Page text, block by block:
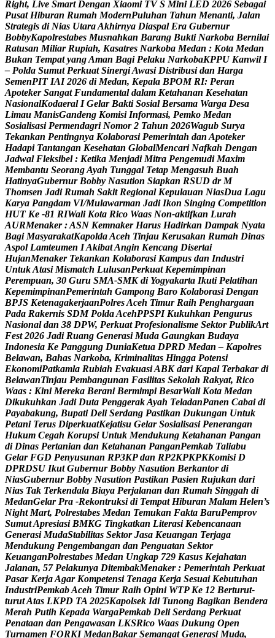
Right, Live Smart Dengan Xiaomi TV S Mini LED 2026 Sebagai
Pusat Hiburan Rumah ModernPuluhan Tahun Menanti, Jalan
Strategis di Nias UtaraAkhirnya Diaspal Era Gubernur
BobbyKapolrestabes Musnahkan Barang Bukti Narkoba Bernilai
Ratusan Miliar Rupiah, Kasatres Narkoba Medan : Kota Medan
Bukan Tempat yangAman Bagi Pelaku NarkobaKPPU Kanwil I
– Polda Sumut Perkuat SinergiAwasi Distribusi dan Harga
SemenPIT IAI 2026 di Medan, Kepala BPOM RI: Peran
Apoteker Sangat Fundamental dalam Ketahanan Kesehatan
NasionalKodaeral I Gelar Bakti Sosial Bersama Warga Desa
Limau ManisGandeng Komisi Informasi, Pemko Medan
Sosialisasi Permendagri Nomor 2 Tahun 2026Wagub Surya
Tekankan Pentingnya Kolaborasi Pemerintah dan Apoteker
Hadapi Tantangan Kesehatan GlobalMencari Nafkah Dengan
Jadwal Fleksibel : Ketika Menjadi Mitra Pengemudi Maxim
Membantu SeorangAyah Tunggal Tetap Mengasuh Buah
HatinyaGubernur Bobby Nasution Siapkan RSUD dr M
Thomsen Jadi Rumah Sakit Regional Kepulauan NiasDua Lagu
Karya Pangdam VI/Mulawarman Jadi Ikon Singing Competition
HUT Ke -81 RIWali Kota Rico Waas Non-aktifkan Lurah
AURMenaker :ASN Kemnaker Harus Hadirkan Dampak Nyata
Bagi MasyarakatKapoldaAceh Tinjau Kerusakan Rumah Dinas
Aspol Lamteumen IAkibatAngin Kencang Disertai
HujanMenaker Tekankan Kolaborasi Kampus dan Industri
UntukAtasi Mismatch LulusanPerkuat Kepemimpinan
Perempuan, 30 Guru SMA-SMK di Yogyakarta Ikuti Pelatihan
KepemimpinanPemerintah Gampong Baro Kolaborasi Dengan
BPJS KetenagakerjaanPolresAceh Timur Raih Penghargaan
Pada Rakernis SDM PoldaAcehPPSPI Kukuhkan Pengurus
Nasional dan 38 DPW, Perkuat Profesionalisme Sektor PublikArt
Fest 2026 Jadi Ruang Generasi Muda Gaungkan Budaya
Indonesia Ke Panggung DuniaKetua DPRD Medan – Kapolres
Belawan, Bahas Narkoba, Kriminalitas Hingga Potensi
EkonomiPatkamla Rubiah EvakuasiABK dari Kapal Terbakar di
BelawanTinjau Pembangunan Fasilitas Sekolah Rakyat, Rico
Waas : Kini Mereka Berani Bermimpi BesarWali Kota Medan
Dikukuhkan Jadi Duta PenggerakAyah TeladanPanen Cabai di
Payabakung, Bupati Deli Serdang Pastikan Dukungan Untuk
Petani Terus DiperkuatKejatisu Gelar Sosialisasi Penerangan
Hukum Cegah Korupsi Untuk Mendukung Ketahanan Pangan
di Dinas Pertanian dan Ketahanan PanganPemkab Taliabu
Gelar FGD Penyusunan RP3KP dan RP2KPKPKKomisi D
DPRDSU Ikut Gubernur Bobby Nasution Berkantor di
NiasGubernur Bobby Nasution Pastikan Pasien Rujukan dari
Nias Tak Terkendala Biaya Perjalanan dan Rumah Singgah di
MedanGelar Pra -Rekontruksi di Tempat Hiburan Malam Helen’s
Night Mart, Polrestabes Medan Temukan Fakta BaruPemprov
SumutApresiasi BMKG Tingkatkan Literasi Kebencanaan
Generasi MudaStabilitas Sektor Jasa Keuangan Terjaga
Mendukung Pengembangan dan Penguatan Sektor
KeuanganPolrestabes Medan Ungkap 729 Kasus Kejahatan
Jalanan, 57 Pelakunya DitembakMenaker : Pemerintah Perkuat
Pasar KerjaAgar Kompetensi Tenaga Kerja Sesuai Kebutuhan
IndustriPemkabAceh Timur Raih Opini WTP Ke 12 Berturut-
turutAtas LKPD TA 2025Kapolsek Idi Tunong Bagikan Bendera
Merah Putih Kepada WargaPemkab Deli Serdang Perkuat
Penataan dan Pengawasan LKSRico Waas Dukung Open
Turnamen FORKI MedanBakar Semangat Generasi Muda,